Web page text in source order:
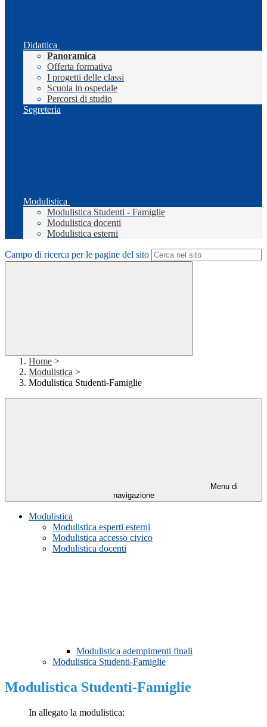
Didattica
Panoramica
Offerta formativa
I progetti delle classi
Scuola in ospedale
Percorsi di studio
Segreteria
Modulistica
Modulistica Studenti - Famiglie
Modulistica docenti
Modulistica esterni
Campo di ricerca per le pagine del sito
Home >
Modulistica >
Modulistica Studenti-Famiglie
Menu di
navigazione
Modulistica
Modulistica esperti esterni
Modulistica accesso civico
Modulistica docenti
Modulistica adempimenti finali
Modulistica Studenti-Famiglie
Modulistica Studenti-Famiglie
In allegato la modulistica: